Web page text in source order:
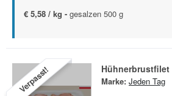
€ 5,58 / kg - gesalzen 500 g
Verpasst! Hühnerbrustfilet
Marke: Jeden Tag